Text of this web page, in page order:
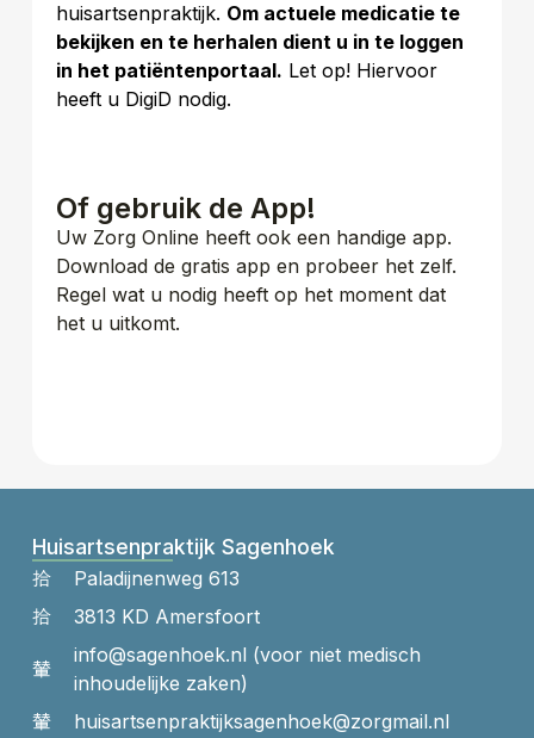
huisartsenpraktijk. Om actuele medicatie te
bekijken en te herhalen dient u in te loggen
in het patiëntenportaal. Let op! Hiervoor
heeft u DigiD nodig.
Of gebruik de App!
Uw Zorg Online heeft ook een handige app.
Download de gratis app en probeer het zelf.
Regel wat u nodig heeft op het moment dat
het u uitkomt.
Huisartsenpraktijk Sagenhoek
Paladijnenweg 613
3813 KD Amersfoort
info@sagenhoek.nl (voor niet medisch
inhoudelijke zaken)
huisartsenpraktijk​sagenhoek​@zorgmail.nl